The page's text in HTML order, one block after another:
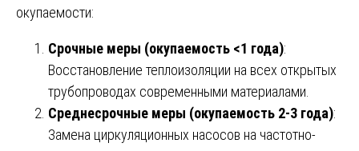
окупаемости:
Срочные меры (окупаемость <1 года):
Восстановление теплоизоляции на всех открытых
трубопроводах современными материалами.
Среднесрочные меры (окупаемость 2-3 года):
Замена циркуляционных насосов на частотно-